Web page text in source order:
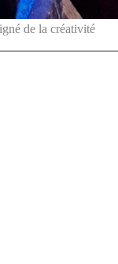
de la créativité